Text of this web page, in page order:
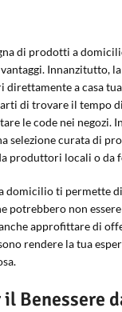
di prodotti a
Innanzitutto,
direttamente a casa
di trovare il tempo
le code nei negozi.
selezione curata di
produttori locali o da
domicilio ti permette
potrebbero non
approfittare di
rendere la tua
Benessere